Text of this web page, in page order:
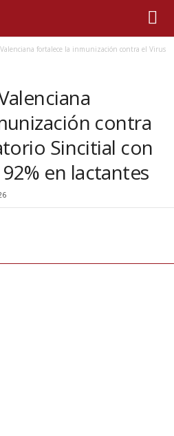
fortalece la inmunización contra el Virus
contra
Sincitial con
en lactantes